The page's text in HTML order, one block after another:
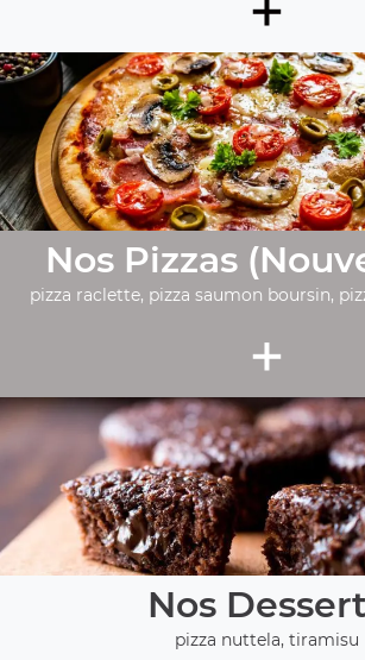
Nos Pizzas
pizza raclette, pizza saumon boursin,
+
Nos
pizza nuttela, tiramisu